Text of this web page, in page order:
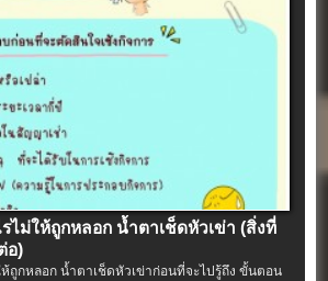
รไม่ให้ถูกหลอก น้ำตาเช็ดหัวเข่า (สิ่งที่
อ)
ห้ถูกหลอก น้ำตาเช็ดหัวเข่าก่อนที่จะไปรู้ถึง ขั้นตอน